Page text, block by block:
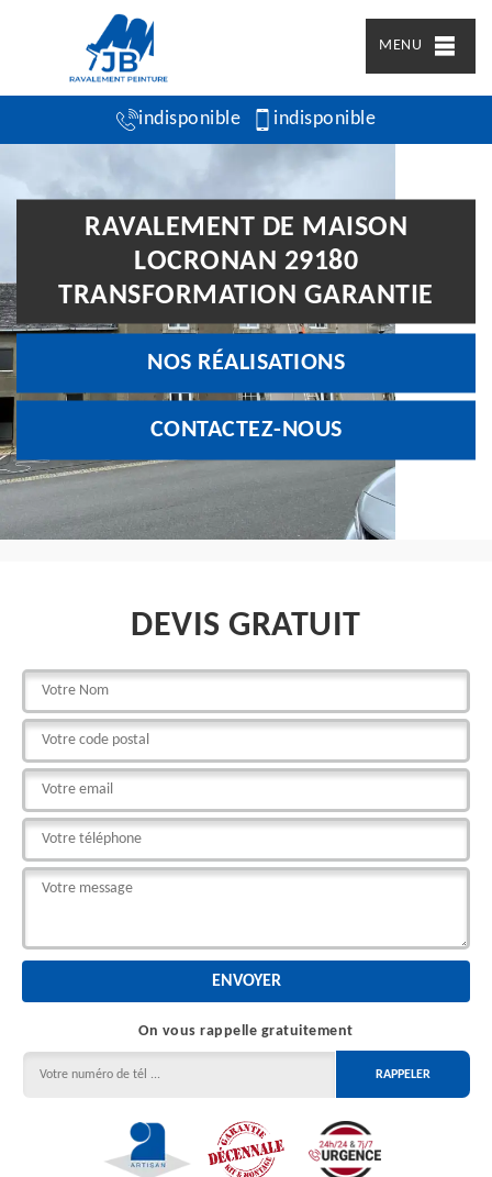
MENU
indisponible indisponible
RAVALEMENT DE MAISON
LOCRONAN 29180
TRANSFORMATION GARANTIE
NOS RÉALISATIONS
CONTACTEZ-NOUS
DEVIS GRATUIT
On vous rappelle gratuitement